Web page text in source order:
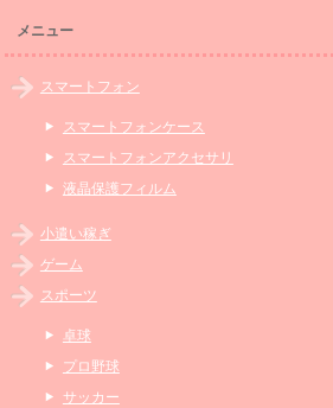
メニュー
スマートフォン
スマートフォンケース
スマートフォンアクセサリ
液晶保護フィルム
小遣い稼ぎ
ゲーム
スポーツ
卓球
プロ野球
サッカー